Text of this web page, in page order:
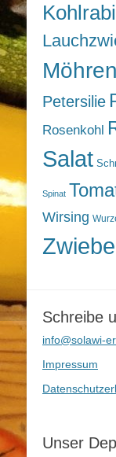
Kohlrabi
Möhren
Petersilie
Rosenkohl
Salat
Spinat
Wirsing
Schreibe
info@solawi-
Impressum
Unser